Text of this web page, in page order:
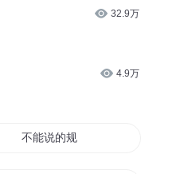
32.9万
4.9万
不能说的规则